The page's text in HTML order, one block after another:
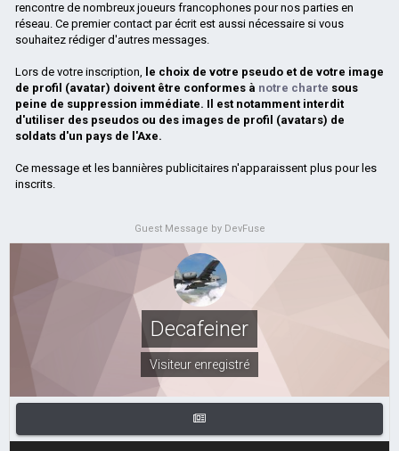
rencontre de nombreux joueurs francophones pour nos parties en
réseau. Ce premier contact par écrit est aussi nécessaire si vous
souhaitez rédiger d'autres messages.
Lors de votre inscription, le choix de votre pseudo et de votre image
de profil (avatar) doivent être conformes à notre charte sous
peine de suppression immédiate. Il est notamment interdit
d'utiliser des pseudos ou des images de profil (avatars) de
soldats d'un pays de l'Axe.
Ce message et les bannières publicitaires n'apparaissent plus pour les
inscrits.
Guest Message by DevFuse
Decafeiner
Visiteur enregistré